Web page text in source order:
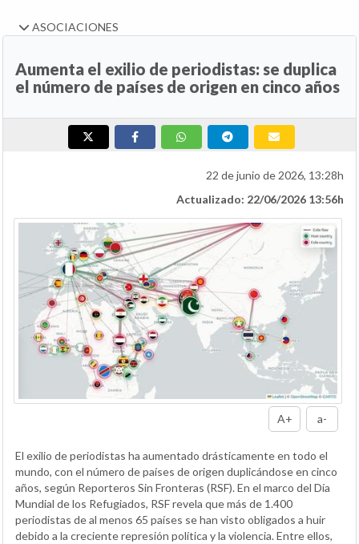
ASOCIACIONES
Aumenta el exilio de periodistas: se duplica
el número de países de origen en cinco años
22 de junio de 2026, 13:28h
Actualizado: 22/06/2026 13:56h
A+ a-
El exilio de periodistas ha aumentado drásticamente en todo el
mundo, con el número de países de origen duplicándose en cinco
años, según Reporteros Sin Fronteras (RSF). En el marco del Día
Mundial de los Refugiados, RSF revela que más de 1.400
periodistas de al menos 65 países se han visto obligados a huir
debido a la creciente represión política y la violencia. Entre ellos,